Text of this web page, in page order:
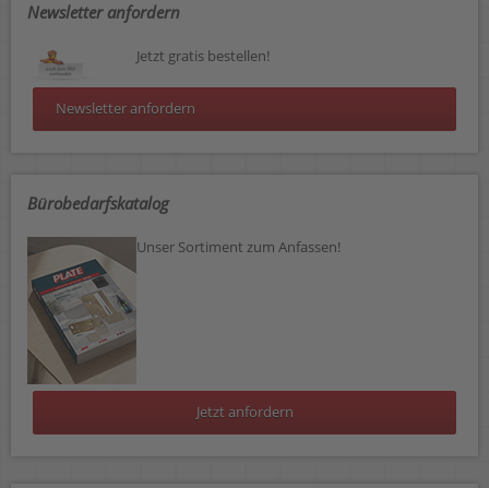
Newsletter anfordern
Jetzt gratis bestellen!
Newsletter anfordern
Bürobedarfskatalog
Unser Sortiment zum Anfassen!
Jetzt anfordern